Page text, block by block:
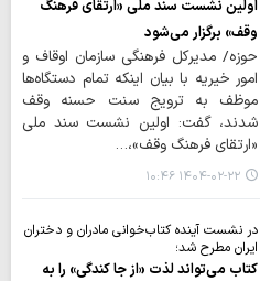
اولین نشست سند ملی «ارتقای فرهنگ
وقف» برگزار می‌شود
حوزه/ مدیرکل فرهنگی سازمان اوقاف و
امور خیریه با بیان اینکه تمام دستگاه‌ها
موظف به ترویج سنت حسنه وقف
شدند، گفت: اولین نشست سند ملی
«ارتقای فرهنگ وقف»،…
۱۴۰۴-۰۲-۲۲ ۱۰:۴۶
در نشست آینده کتاب‌خوانی مادران و دختران
ایران مطرح شد؛
کتاب می‌تواند لذت «از جا کندگی» را به